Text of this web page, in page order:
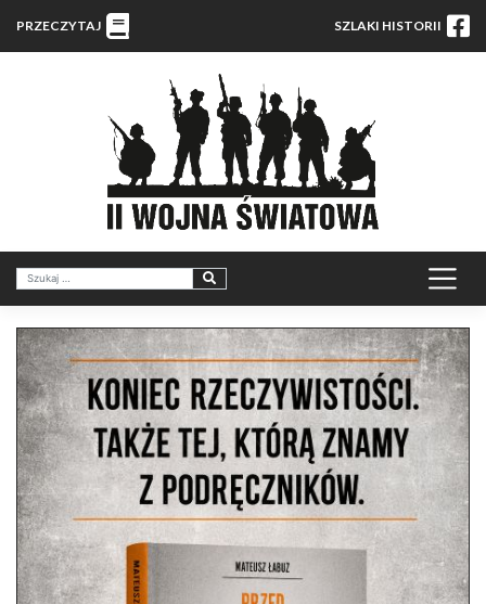
PRZECZYTAJ SZLAKI HISTORII